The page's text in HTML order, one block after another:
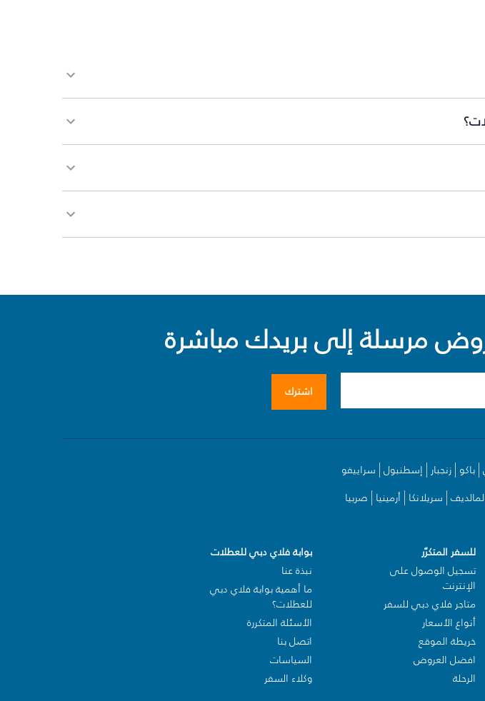
مرسلة إلى بريدك مباشرة
اشترك
باكو زنجبار إسطنبول سراييفو
سريلانكا أرمينيا صربيا
للسفر المتكرّر
تسجيل الوصول على
الإنترنت
متاجر فلاي دبي للسفر
أنواع الأسعار
خريطة الموقع
افضل العروض
الرحلة
بوابة فلاي دبي للعطلات
نبذة عنا
ما أهمية بوابة فلاي دبي
للعطلات؟
الأسئلة المتكررة
اتصل بنا
السياسات
وكلاء السفر